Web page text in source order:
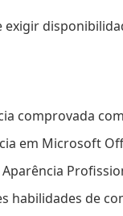
exigir
comprovada
em Microsoft
habilidades de